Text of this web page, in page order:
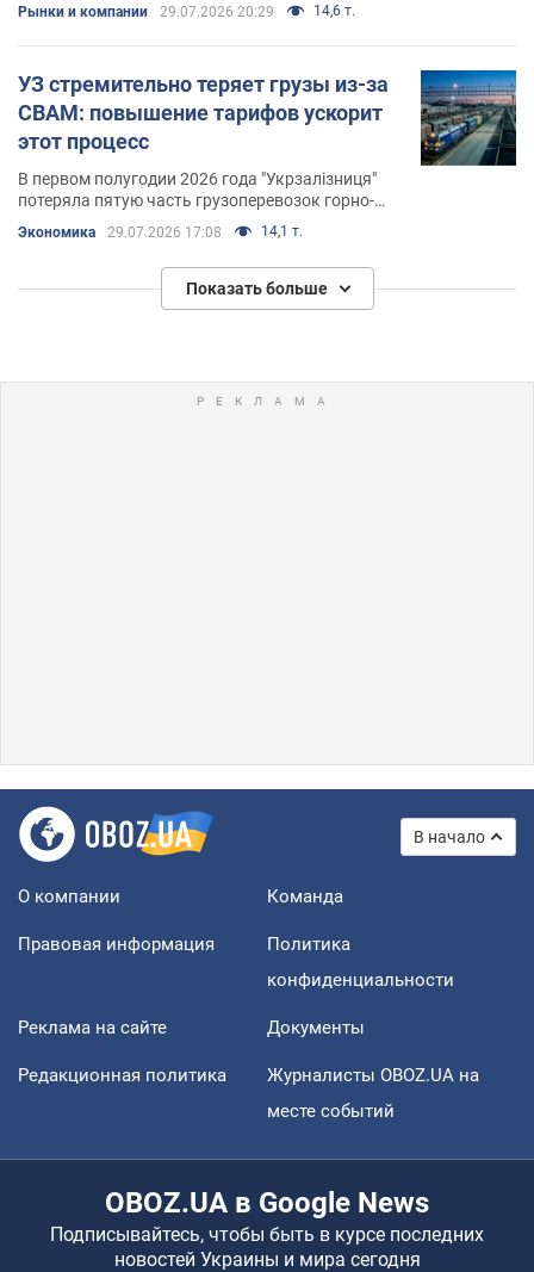
Рынки и компании 29.07.2026 20:29 14,6 т.
УЗ стремительно теряет грузы из-за
CBAM: повышение тарифов ускорит
этот процесс
В первом полугодии 2026 года "Укрзалізниця"
потеряла пятую часть грузоперевозок горно-
металлургического комплекса
Экономика 29.07.2026 17:08 14,1 т.
Показать больше
В начало
О компании Команда
Правовая информация
Политика
конфиденциальности
Реклама на сайте Документы
Редакционная политика
Журналисты OBOZ.UA на
месте событий
OBOZ.UA в Google News
Подписывайтесь, чтобы быть в курсе последних
новостей Украины и мира сегодня